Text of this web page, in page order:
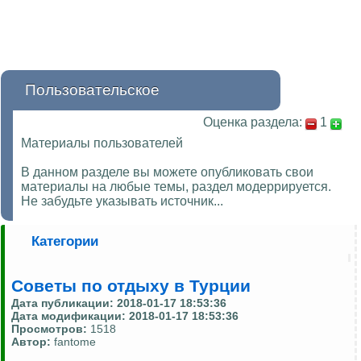
Пользовательское
Оценка раздела:
1
Материалы пользователей
В данном разделе вы можете опубликовать свои
материалы на любые темы, раздел модеррируется.
Не забудьте указывать источник...
Категории
Советы по отдыху в Турции
Дата публикации: 2018-01-17 18:53:36
Дата модификации: 2018-01-17 18:53:36
Просмотров: 1518
Автор: fantome